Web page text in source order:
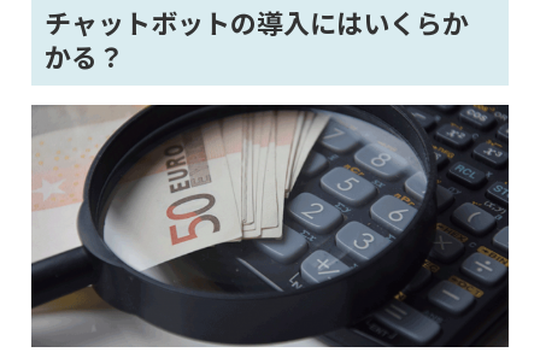
チャットボットの導入にはいくらか
かる？